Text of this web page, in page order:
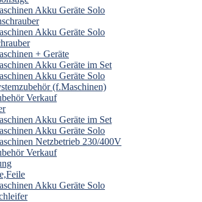
Akku Geräte Solo
Akku Geräte Solo
+ Geräte
Akku Geräte im Set
Akku Geräte Solo
(f.Maschinen)
Verkauf
Akku Geräte im Set
Akku Geräte Solo
Netzbetrieb 230/400V
Verkauf
Akku Geräte Solo